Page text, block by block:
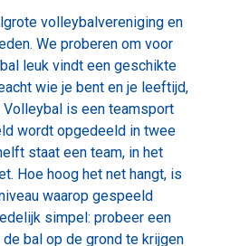
volleybalvereniging en
We proberen om voor
leuk vindt een geschikte
wie je bent en je leeftijd,
Volleybal is een teamsport
wordt opgedeeld in twee
staat een team, in het
Hoe hoog het net hangt, is
waarop gespeeld
simpel: probeer een
bal op de grond te krijgen